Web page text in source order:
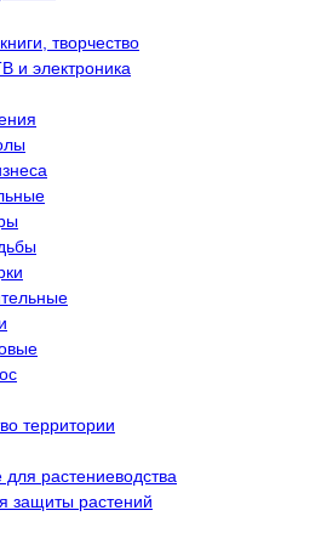
творчество
и электроника
территории
растениеводства
защиты растений